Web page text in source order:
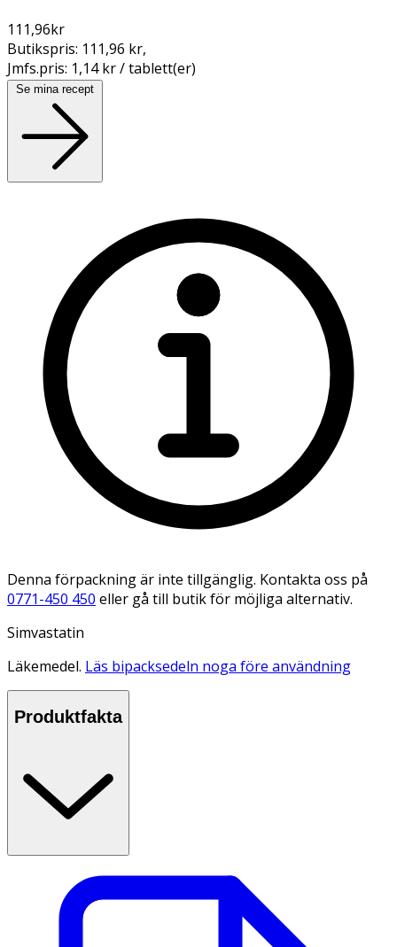
111,96kr
Butikspris: 111,96 kr,
Jmfs.pris: 1,14 kr / tablett(er)
Se mina recept
Denna förpackning är inte tillgänglig. Kontakta oss på
0771-450 450 eller gå till butik för möjliga alternativ.
Simvastatin
Läkemedel. Läs bipacksedeln noga före användning
Produktfakta